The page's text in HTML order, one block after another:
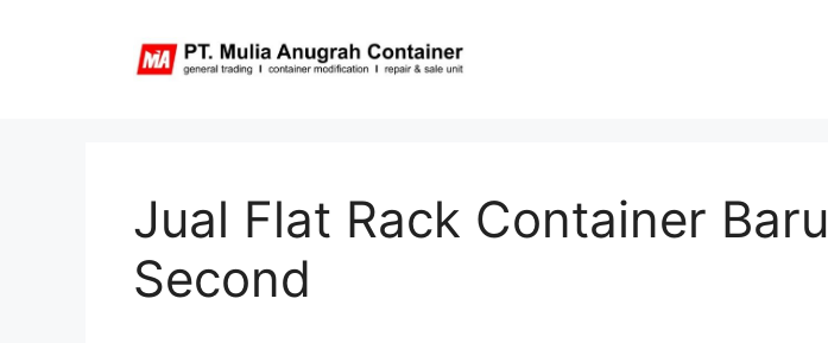
Jual Flat Rack Container Baru
Second